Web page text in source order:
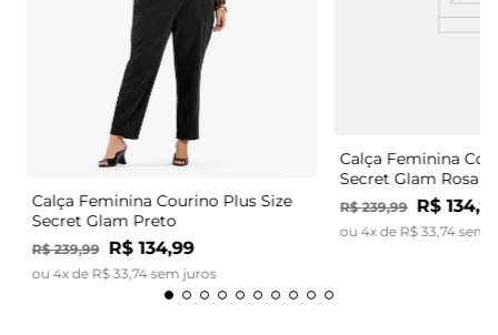
Calça Feminina Courino Plus Size
Secret Glam Preto
R$ 239,99 R$ 134,99
ou 4x de R$ 33 ,74sem juros
Calça Feminina
Secret Glam Rosa
R$ 239,99 R$ 134,
ou 4x de R$ 33,74sem